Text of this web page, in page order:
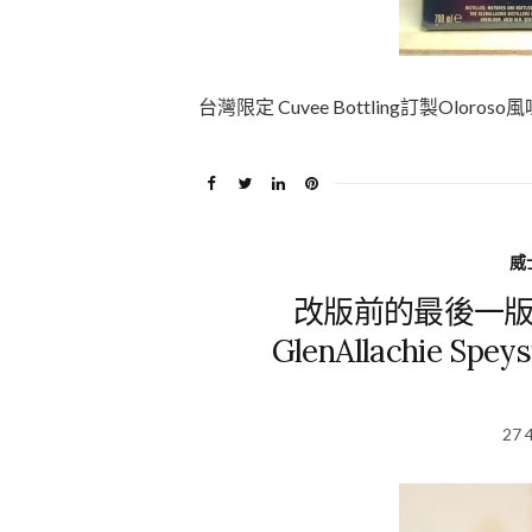
台灣限定 Cuvee Bottling訂製Oloroso
威
改版前的最後一
GlenAllachie
27